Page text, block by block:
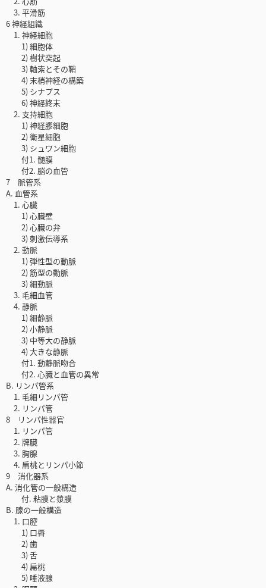
3. 平滑筋
6 神経組織
1. 神経細胞
1) 細胞体
2) 樹状突起
3) 軸索とその鞘
4) 末梢神経の構築
5) シナプス
6) 神経終末
2. 支持細胞
1) 神経膠細胞
2) 衛星細胞
3) シュワン細胞
付1. 髄膜
付2. 脳の血管
7 脈管系
A. 血管系
1. 心臓
1) 心臓壁
2) 心臓の弁
3) 刺激伝導系
2. 動脈
1) 弾性型の動脈
2) 筋型の動脈
3) 細動脈
3. 毛細血管
4. 静脈
1) 細静脈
2) 小静脈
3) 中等大の静脈
4) 大きな静脈
付1. 動静脈吻合
付2. 心臓と血管の異常
B. リンパ管系
1. 毛細リンパ管
2. リンパ管
8 リンパ性器官
1. リンパ管
2. 牌臓
3. 胸腺
4. 扁桃とリンパ小節
9 消化器系
A. 消化管の一般構造
付. 粘膜と漿膜
B. 腺の一般構造
1. 口腔
1) 口唇
2) 歯
3) 舌
4) 扁桃
5) 唾液腺